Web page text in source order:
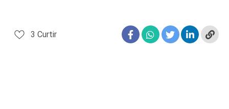
3 Curtir